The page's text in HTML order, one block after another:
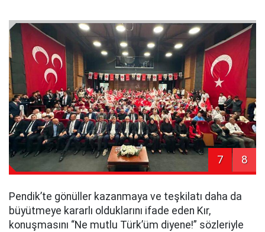
7 8
Pendik’te gönüller kazanmaya ve teşkilatı daha da
büyütmeye kararlı olduklarını ifade eden Kır,
konuşmasını “Ne mutlu Türk’üm diyene!” sözleriyle